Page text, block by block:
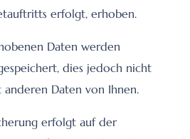
erfolgt, erhoben.
Daten werden
dies jedoch nicht
anderen Daten von Ihnen.
erfolgt auf der